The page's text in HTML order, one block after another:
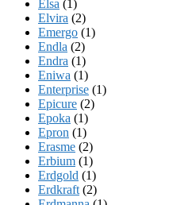
Elsa (1)
Elvira (2)
Emergo (1)
Endla (2)
Endra (1)
Eniwa (1)
Enterprise (1)
Epicure (2)
Epoka (1)
Epron (1)
Erasme (2)
Erbium (1)
Erdgold (1)
Erdkraft (2)